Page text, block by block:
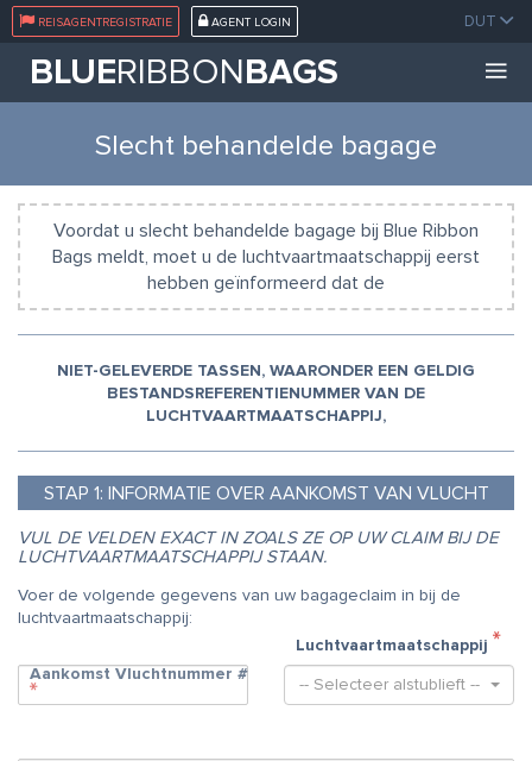
REISAGENTREGISTRATIE AGENT LOGIN DUT
BLUERIBBONBAGS
Slecht behandelde bagage
Voordat u slecht behandelde bagage bij Blue Ribbon
Bags meldt, moet u de luchtvaartmaatschappij eerst
hebben geïnformeerd dat de
NIET-GELEVERDE TASSEN, WAARONDER EEN GELDIG
BESTANDSREFERENTIENUMMER VAN DE
LUCHTVAARTMAATSCHAPPIJ,
STAP 1: INFORMATIE OVER AANKOMST VAN VLUCHT
VUL DE VELDEN EXACT IN ZOALS ZE OP UW CLAIM BIJ DE
LUCHTVAARTMAATSCHAPPIJ STAAN.
Voer de volgende gegevens van uw bagageclaim in bij de
luchtvaartmaatschappij:
Aankomst Vluchtnummer #
-- Selecteer alstublieft --
Luchtvaartmaatschappij